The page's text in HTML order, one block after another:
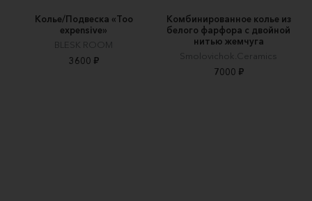
Колье/Подвеска «Too
expensive»
BLESK ROOM
3600 ₽
Комбинированное колье из
белого фарфора с двойной
нитью жемчуга
Smolovichok.Ceramics
7000 ₽